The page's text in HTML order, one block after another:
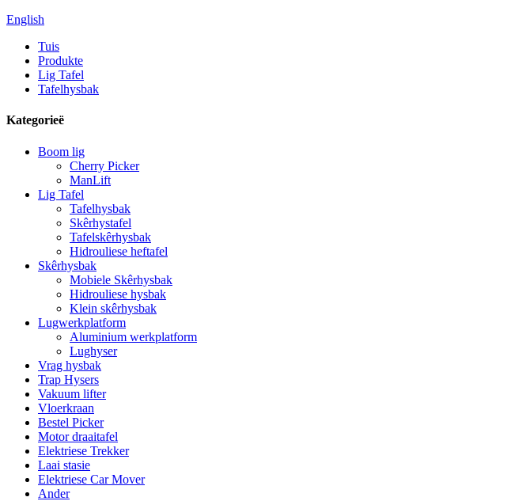
English
Tuis
Produkte
Lig Tafel
Tafelhysbak
Kategorieë
Boom lig
Cherry Picker
ManLift
Lig Tafel
Tafelhysbak
Skêrhystafel
Tafelskêrhysbak
Hidrouliese heftafel
Skêrhysbak
Mobiele Skêrhysbak
Hidrouliese hysbak
Klein skêrhysbak
Lugwerkplatform
Aluminium werkplatform
Lughyser
Vrag hysbak
Trap Hysers
Vakuum lifter
Vloerkraan
Bestel Picker
Motor draaitafel
Elektriese Trekker
Laai stasie
Elektriese Car Mover
Ander